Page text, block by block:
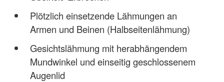
Plötzlich einsetzende Lähmungen an
Armen und Beinen (Halbseitenlähmung)
Gesichtslähmung mit herabhängendem
Mundwinkel und einseitig geschlossenem
Augenlid